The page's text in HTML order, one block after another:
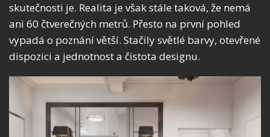
skutečnosti je. Realita je však stále taková, že nemá
ani 60 čtverečných metrů. Přesto na první pohled
vypadá o poznání větší. Stačily světlé barvy, otevřené
dispozici a jednotnost a čistota designu.